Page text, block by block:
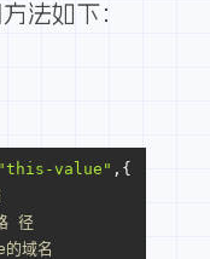
法如下：
"this-value" ,{
径
域名